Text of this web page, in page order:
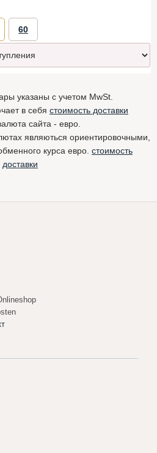
60
указаны с учетом MwSt.
в себя стоимость доставки
сайта - евро.
являються ориентировочными,
курса евро. стоимость
доставки